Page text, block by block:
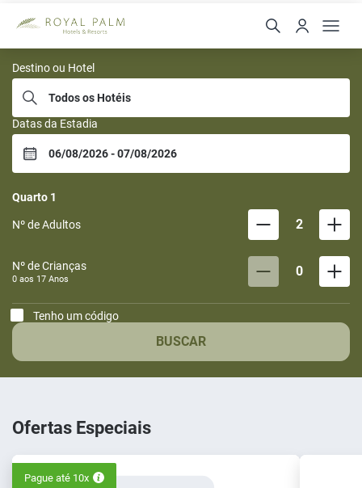
Royal Palm Hotels e
Destino ou Hotel
Datas da Estadia
Quarto 1
Nº de Adultos 2
Nº de Crianças
0 aos 17 Anos 0
Tenho um código
BUSCAR
Ofertas Especiais
Pague até 10x